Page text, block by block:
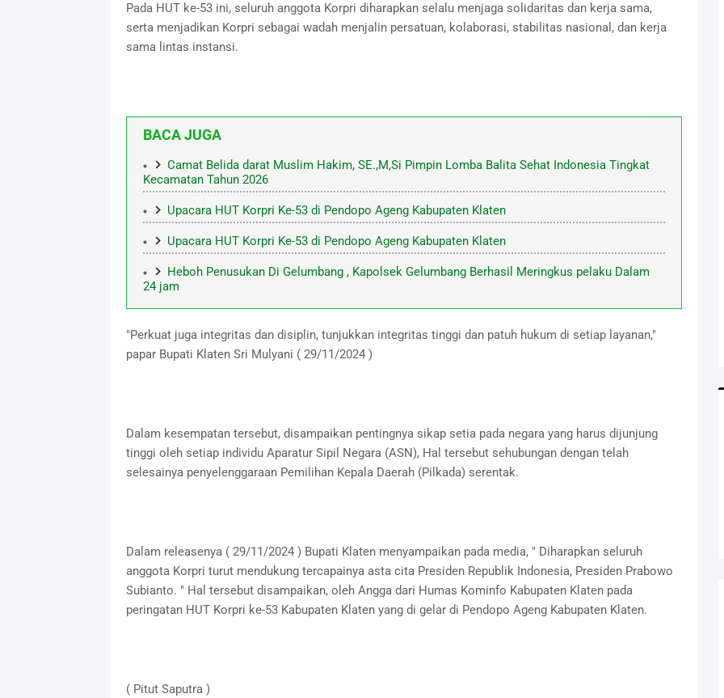
Pada HUT ke-53 ini, seluruh anggota Korpri diharapkan selalu menjaga solidaritas dan kerja sama,
serta menjadikan Korpri sebagai wadah menjalin persatuan, kolaborasi, stabilitas nasional, dan kerja
sama lintas instansi.
BACA JUGA
Camat Belida darat Muslim Hakim, SE.,M,Si Pimpin Lomba Balita Sehat Indonesia Tingkat
Kecamatan Tahun 2026
Upacara HUT Korpri Ke-53 di Pendopo Ageng Kabupaten Klaten
Upacara HUT Korpri Ke-53 di Pendopo Ageng Kabupaten Klaten
Heboh Penusukan Di Gelumbang , Kapolsek Gelumbang Berhasil Meringkus pelaku Dalam
24 jam
"Perkuat juga integritas dan disiplin, tunjukkan integritas tinggi dan patuh hukum di setiap layanan,"
papar Bupati Klaten Sri Mulyani ( 29/11/2024 )
Dalam kesempatan tersebut, disampaikan pentingnya sikap setia pada negara yang harus dijunjung
tinggi oleh setiap individu Aparatur Sipil Negara (ASN), Hal tersebut sehubungan dengan telah
selesainya penyelenggaraan Pemilihan Kepala Daerah (Pilkada) serentak.
Dalam releasenya ( 29/11/2024 ) Bupati Klaten menyampaikan pada media, " Diharapkan seluruh
anggota Korpri turut mendukung tercapainya asta cita Presiden Republik Indonesia, Presiden Prabowo
Subianto. " Hal tersebut disampaikan, oleh Angga dari Humas Kominfo Kabupaten Klaten pada
peringatan HUT Korpri ke-53 Kabupaten Klaten yang di gelar di Pendopo Ageng Kabupaten Klaten.
( Pitut Saputra )